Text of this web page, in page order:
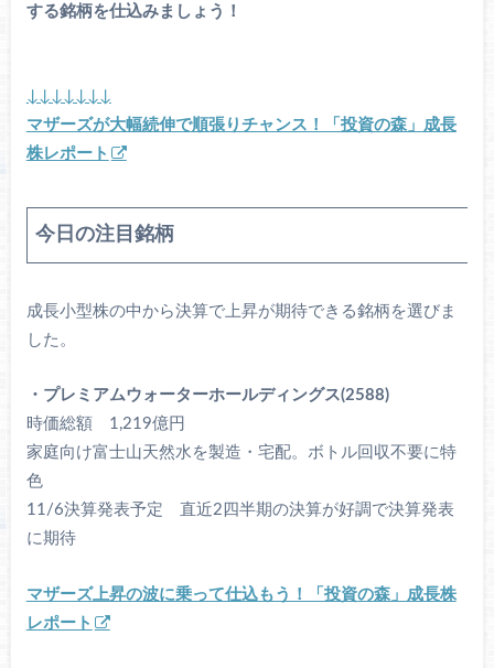
する銘柄を仕込みましょう！
↓↓↓↓↓↓↓
マザーズが大幅続伸で順張りチャンス！「投資の森」成長
株レポート
今日の注目銘柄
成長小型株の中から決算で上昇が期待できる銘柄を選びま
した。
・プレミアムウォーターホールディングス(2588)
時価総額 1,219億円
家庭向け富士山天然水を製造・宅配。ボトル回収不要に特
色
11/6決算発表予定 直近2四半期の決算が好調で決算発表
に期待
マザーズ上昇の波に乗って仕込もう！「投資の森」成長株
レポート